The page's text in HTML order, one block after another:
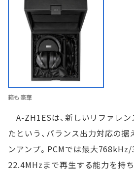
箱も豪華
A-ZH1ESは、新しいリファレ
たという、バランス出力対応の
ンアンプ。PCMでは最大
22.4MHzまで再生する能力を持ち